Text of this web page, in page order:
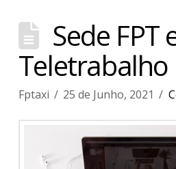
Sede FPT
Teletrabalho
Fptaxi 25 de Junho, 2021